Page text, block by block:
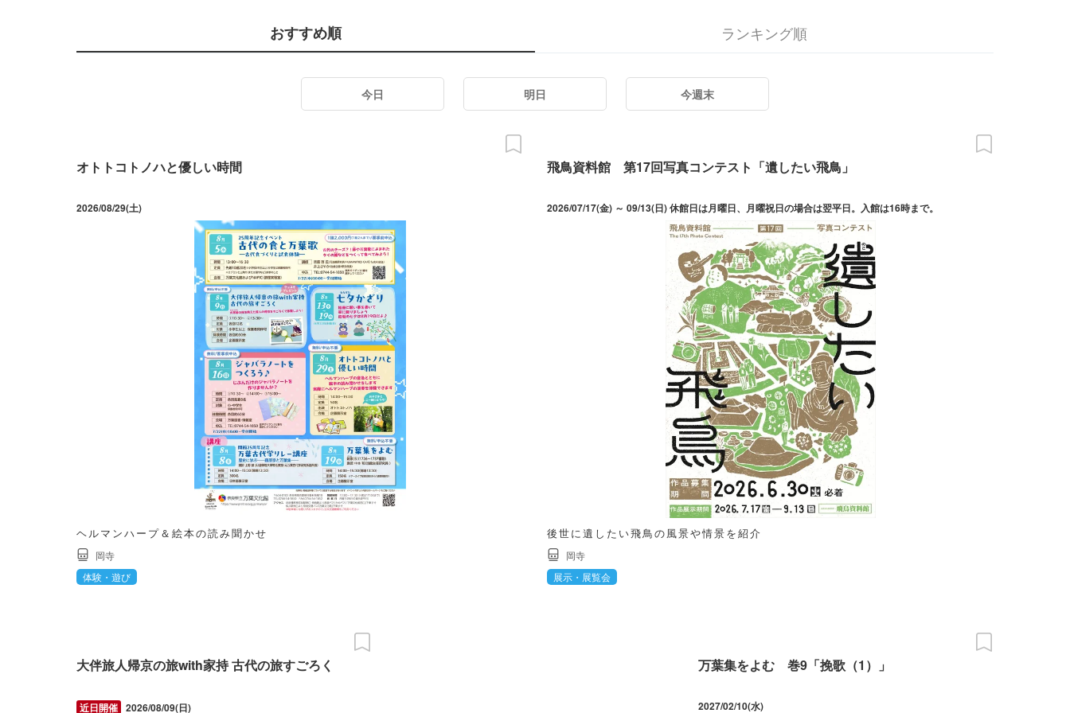
おすすめ順 ランキング順
今日 明日 今週末
オトトコトノハと優しい時間
2026/08/29(土)
ヘルマンハープ＆絵本の読み聞かせ
岡寺
体験・遊び
飛鳥資料館 第17回写真コンテスト「遺したい飛鳥」
2026/07/17(金) ～ 09/13(日) 休館日は月曜日、月曜祝日の場合は翌平日。入館は16時まで。
後世に遺したい飛鳥の風景や情景を紹介
岡寺
展示・展覧会
大伴旅人帰京の旅with家持 古代の旅すごろく
2026/08/09(日)
万葉集をよむ 巻9「挽歌（1）」
2027/02/10(水)